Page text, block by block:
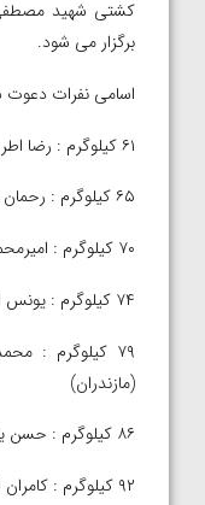
کشتی شهید
برگزار می شود.
اسامی نفرات دعوت
۶۱ کیلوگرم : رضا اطری (مازندران)
۶۵ کیلوگرم : رحمان عموزاد خلیلی (مازندران)
۷۰ کیلوگرم : امیرمحمد یزدانی (مازندران)
۷۴ کیلوگرم : یونس امامی (تهران)
۷۹ کیلوگرم :
(مازندران)
۸۶ کیلوگرم : حسن‌ یزدانی (مازندران)
۹۲ کیلوگرم : کامران قاسم پور (مازندران)